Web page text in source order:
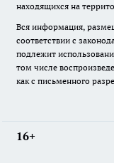
находящихся на
Вся информация,
соответствии с
подлежит
том числе
как с письменного
16+